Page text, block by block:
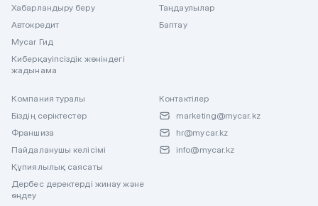
Хабарландыру беру
Автокредит
Mycar Гид
Киберқауіпсіздік жөніндегі
жадынама
Таңдаулылар
Баптау
Компания туралы
Біздің серіктестер
Франшиза
Пайдаланушы келісімі
Құпиялылық саясаты
Дербес деректерді жинау және
өңдеу
Контактілер
marketing@mycar.kz
hr@mycar.kz
info@mycar.kz